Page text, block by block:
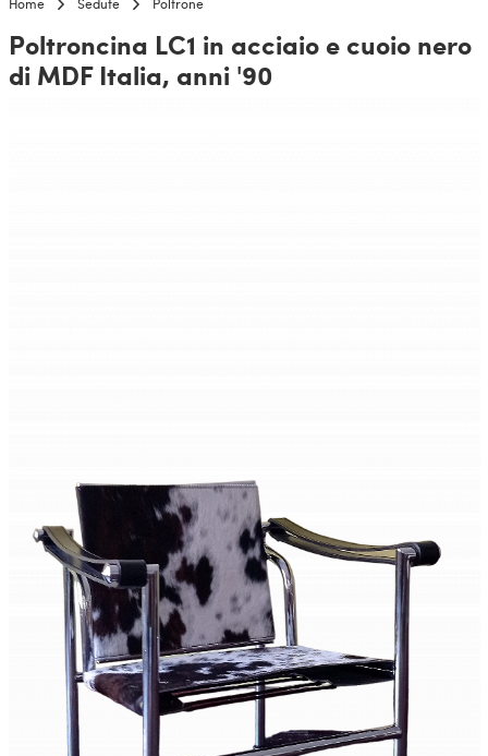
Home Sedute Poltrone
Poltroncina LC1 in acciaio e cuoio nero
di MDF Italia, anni '90